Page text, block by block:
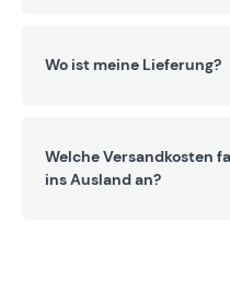
Wo ist meine Lieferung?
Welche Versandkosten
ins Ausland an?